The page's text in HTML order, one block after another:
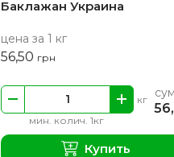
Баклажан Украина
цена за 1 кг
56,50 грн
мин. колич. 1кг
кг
Купить